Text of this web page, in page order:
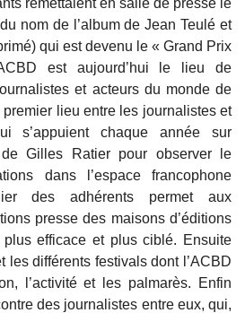
nom de l’album de Jean Teulé et
qui est devenu le « Grand Prix
est aujourd’hui le lieu de
et acteurs du monde de
lieu entre les journalistes et
s’appuient chaque année sur
de Gilles Ratier pour observer le
dans l’espace francophone
des adhérents permet aux
presse des maisons d’éditions
efficace et plus ciblé. Ensuite
les différents festivals dont l’ACBD
l’activité et les palmarès. Enfin
des journalistes entre eux, qui,